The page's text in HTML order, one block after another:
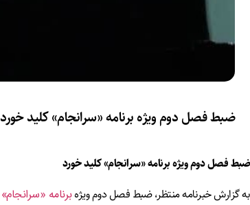
ضبط فصل دوم ويژه برنامه «سرانجام» کلید خورد
ضبطفصلدومويژهبرنامه«سرانجام» کلید خورد
به گزارش خبرنامه منتظر، ضبط فصل دوم ویژهبرنامه «سرانجام»